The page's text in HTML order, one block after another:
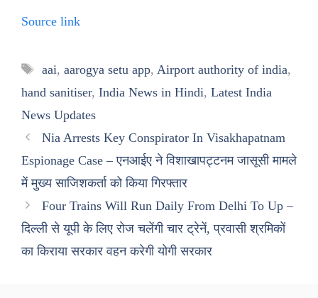
Source link
Tags
aai, aarogya setu app, Airport authority of india,
hand sanitiser, India News in Hindi, Latest India
News Updates
Nia Arrests Key Conspirator In Visakhapatnam
Espionage Case – एनआईए ने विशाखापट्टनम जासूसी मामले
में मुख्य साजिशकर्ता को किया गिरफ्तार
Four Trains Will Run Daily From Delhi To Up –
दिल्ली से यूपी के लिए रोज चलेंगी चार ट्रेनें, प्रवासी श्रमिकों
का किराया सरकार वहन करेगी योगी सरकार